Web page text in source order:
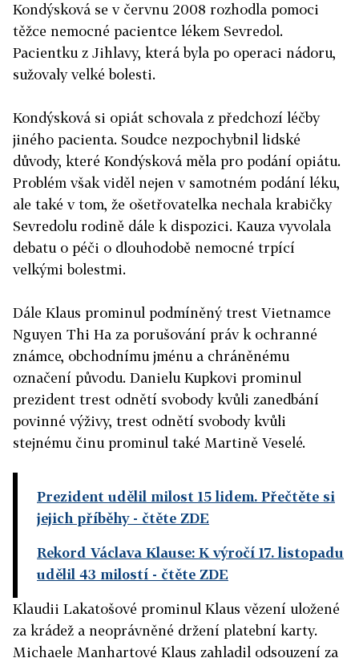
Kondýsková se v červnu 2008 rozhodla pomoci
těžce nemocné pacientce lékem Sevredol.
Pacientku z Jihlavy, která byla po operaci nádoru,
sužovaly velké bolesti.
Kondýsková si opiát schovala z předchozí léčby
jiného pacienta. Soudce nezpochybnil lidské
důvody, které Kondýsková měla pro podání opiátu.
Problém však viděl nejen v samotném podání léku,
ale také v tom, že ošetřovatelka nechala krabičky
Sevredolu rodině dále k dispozici. Kauza vyvolala
debatu o péči o dlouhodobě nemocné trpící
velkými bolestmi.
Dále Klaus prominul podmíněný trest Vietnamce
Nguyen Thi Ha za porušování práv k ochranné
známce, obchodnímu jménu a chráněnému
označení původu. Danielu Kupkovi prominul
prezident trest odnětí svobody kvůli zanedbání
povinné výživy, trest odnětí svobody kvůli
stejnému činu prominul také Martině Veselé.
Prezident udělil milost 15 lidem. Přečtěte si
jejich příběhy- čtěte ZDE
Rekord Václava Klause: K výročí 17. listopadu
udělil 43 milostí - čtěte ZDE
Klaudii Lakatošové prominul Klaus vězení uložené
za krádež a neoprávněné držení platební karty.
Michaele Manhartové Klaus zahladil odsouzení za